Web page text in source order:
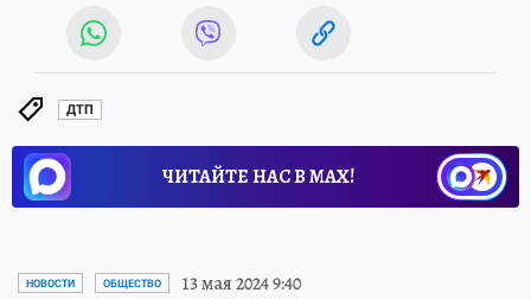
ДТП
ЧИТАЙТЕ НАС В МАХ!
НОВОСТИ ОБЩЕСТВО 13 мая 2024 9:40